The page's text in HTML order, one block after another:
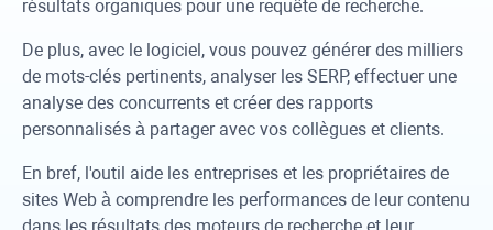
résultats organiques pour une requête de recherche.
De plus, avec le logiciel, vous pouvez générer des milliers
de mots-clés pertinents, analyser les SERP, effectuer une
analyse des concurrents et créer des rapports
personnalisés à partager avec vos collègues et clients.
En bref, l'outil aide les entreprises et les propriétaires de
sites Web à comprendre les performances de leur contenu